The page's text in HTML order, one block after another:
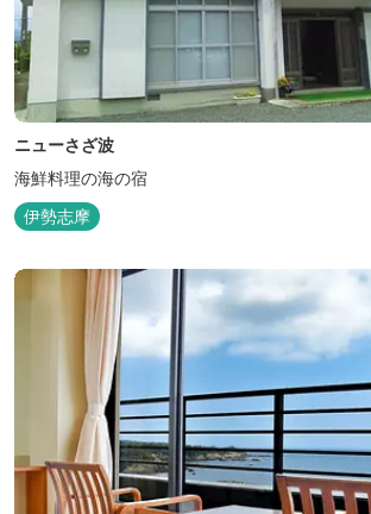
ニューさざ波
海鮮料理の海の宿
伊勢志摩